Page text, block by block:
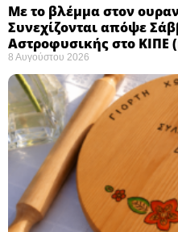
Με το βλέμμα στον
Συνεχίζονται απόψε
Αστροφυσικής στο ΚΙΠΕ
8 Αυγούστου 2026